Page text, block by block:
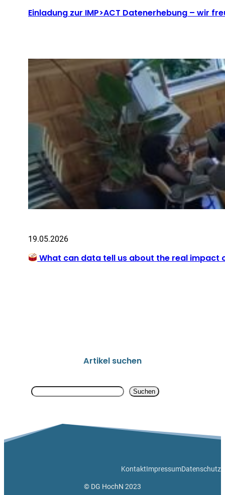
Einladung zur IMP>ACT Datenerhebung – wir
19.05.2026
What can data tell us about the real
Artikel suchen
Search Suchen
KontaktImpressumDatenschutz
© DG HochN 2023